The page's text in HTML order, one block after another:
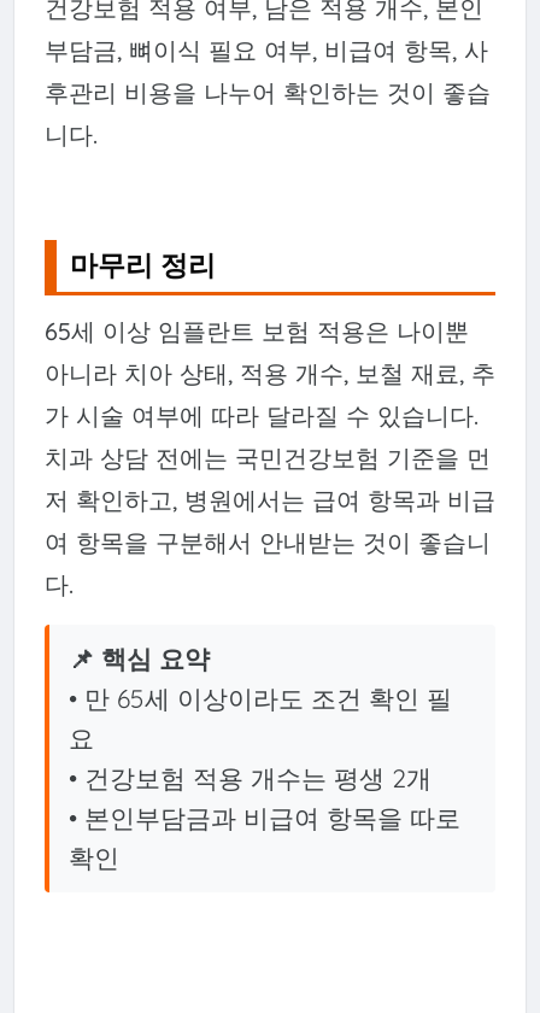
건강보험 적용 여부, 남은 적용 개수, 본인
부담금, 뼈이식 필요 여부, 비급여 항목, 사
후관리 비용을 나누어 확인하는 것이 좋습
니다.
마무리 정리
65세 이상 임플란트 보험 적용은 나이뿐
아니라 치아 상태, 적용 개수, 보철 재료, 추
가 시술 여부에 따라 달라질 수 있습니다.
치과 상담 전에는 국민건강보험 기준을 먼
저 확인하고, 병원에서는 급여 항목과 비급
여 항목을 구분해서 안내받는 것이 좋습니
다.
📌 핵심 요약
• 만 65세 이상이라도 조건 확인 필
요
• 건강보험 적용 개수는 평생 2개
• 본인부담금과 비급여 항목을 따로
확인